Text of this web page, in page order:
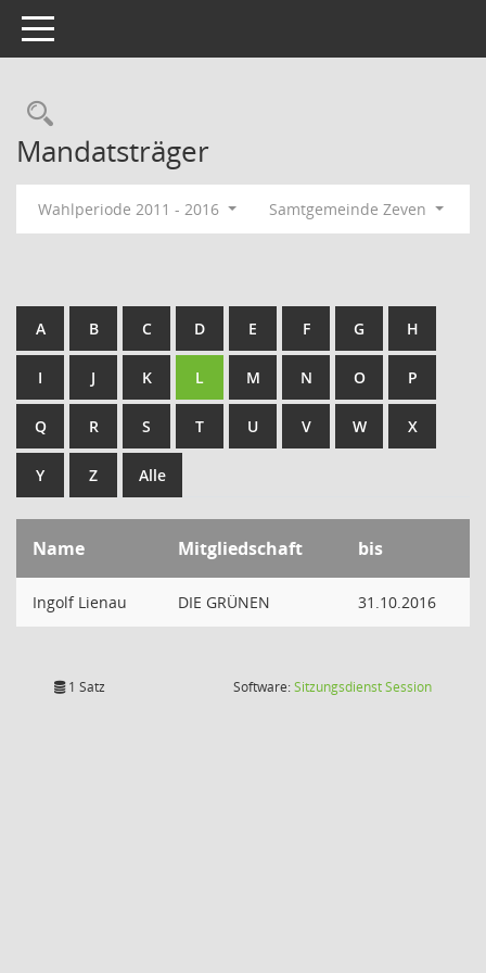
Toggle navigation
Rechercheauswahl
Mandatsträger
Wahlperiode 2011 - 2016 Samtgemeinde Zeven
A B C D E F G H
I J K L M N O P
Q R S T U V W X
Y Z Alle
Name Mitgliedschaft bis
Ingolf Lienau DIE GRÜNEN 31.10.2016
1 Satz Software:SitzungsdienstSession(Wird in